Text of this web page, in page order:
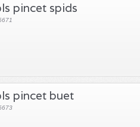
pincet spids
pincet buet